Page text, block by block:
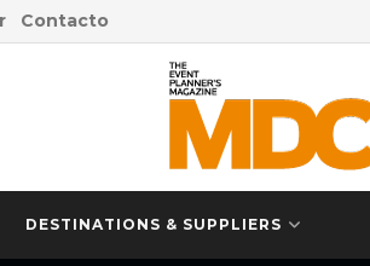
Contacto
DESTINATIONS & SUPPLIERS